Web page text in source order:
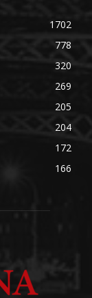
1702
778
320
269
205
204
172
166